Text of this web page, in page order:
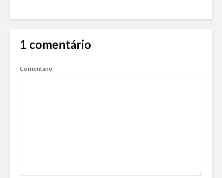
1 comentário
Comentário